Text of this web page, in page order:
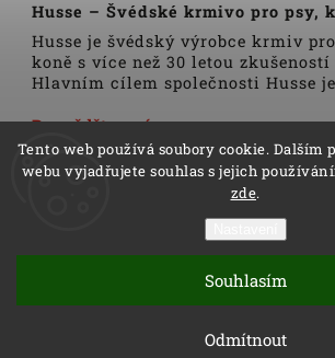
Tento web používá soubory cookie. Dalším
webu vyjadřujete souhlas s jejich
zde.
Odmítnout
Souhlasím
Husse – Švédské krmivo pro psy,
Husse je švédský výrobce krmiv
koně s více než 30 letou
Hlavním cílem společnosti Husse
Veškerá krmiva, pamlsky a
vyrobeny pouze z nejkvalitnějších
vybraných surovin. Všechny
podle tradičních skandinávských
Distributoři společnosti Husse jsou
psa, kočku nebo koně.
Dozvědět se více
Vytvořil Shoptet
Copyright 2026Husse. Všechna